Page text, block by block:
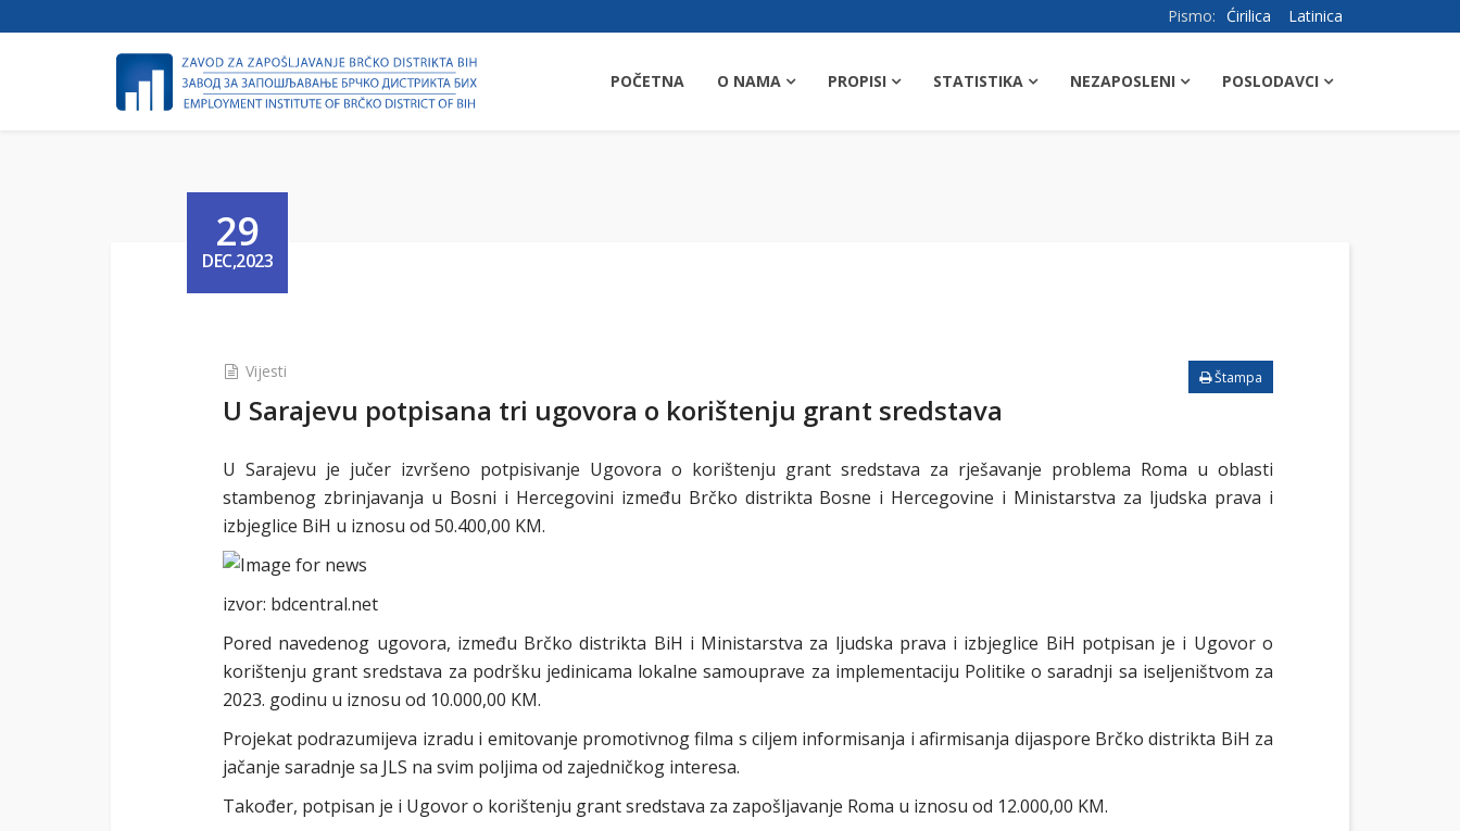
Pismo: Ćirilica Latinica
POČETNA O NAMA PROPISI STATISTIKA NEZAPOSLENI POSLODAVCI
29
DEC,2023
Štampa
Vijesti
U Sarajevu potpisana tri ugovora o korištenju grant sredstava
U Sarajevu je jučer izvršeno potpisivanje Ugovora o korištenju grant sredstava za rješavanje problema Roma u oblasti
stambenog zbrinjavanja u Bosni i Hercegovini između Brčko distrikta Bosne i Hercegovine i Ministarstva za ljudska prava i
izbjeglice BiH u iznosu od 50.400,00 KM.
izvor: bdcentral.net
Pored navedenog ugovora, između Brčko distrikta BiH i Ministarstva za ljudska prava i izbjeglice BiH potpisan je i Ugovor o
korištenju grant sredstava za podršku jedinicama lokalne samouprave za implementaciju Politike o saradnji sa iseljeništvom za
2023. godinu u iznosu od 10.000,00 KM.
Projekat podrazumijeva izradu i emitovanje promotivnog filma s ciljem informisanja i afirmisanja dijaspore Brčko distrikta BiH za
jačanje saradnje sa JLS na svim poljima od zajedničkog interesa.
Također, potpisan je i Ugovor o korištenju grant sredstava za zapošljavanje Roma u iznosu od 12.000,00 KM.